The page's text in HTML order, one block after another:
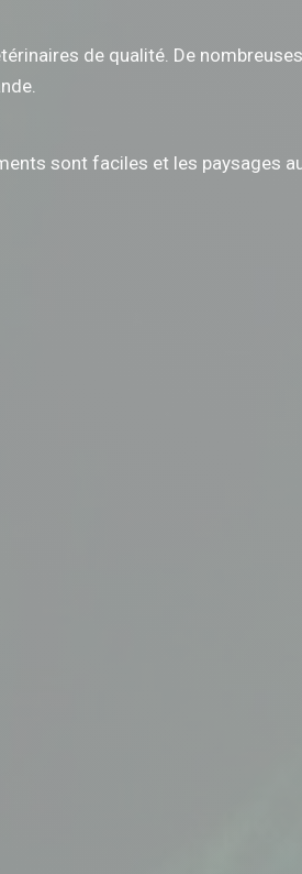
de qualité. De nombreuses
sont faciles et les paysages